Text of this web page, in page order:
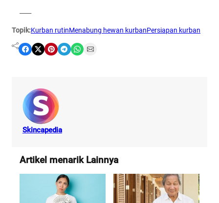
Topik:Kurban rutinMenabung hewan kurbanPersiapan kurban
Share on Facebook Share on X Share on Pinterest Share on Telegram Share on WhatsApp Share on Email
Skincapedia
Artikel menarik Lainnya